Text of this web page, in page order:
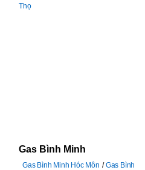
Thọ
Gas Bình Minh
Gas Bình Minh Hóc Môn
Gas Bình